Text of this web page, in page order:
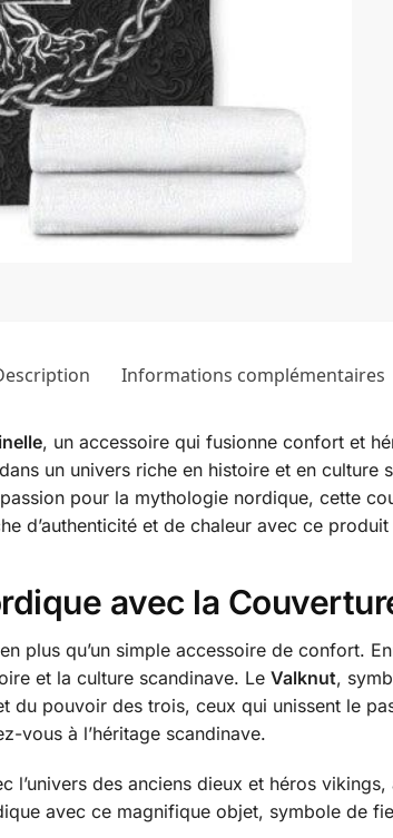
Informations complémentaires
, un accessoire qui fusionne confort et
un univers riche en histoire et en culture
pour la mythologie nordique, cette
d’authenticité et de chaleur avec ce
avec la
plus qu’un simple accessoire de confort.
et la culture scandinave. Le Valknut,
pouvoir des trois, ceux qui unissent le
vous à l’héritage scandinave.
des anciens dieux et héros
avec ce magnifique objet, symbole de